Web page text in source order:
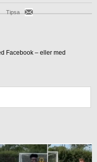
Tipsa
Facebook – eller med